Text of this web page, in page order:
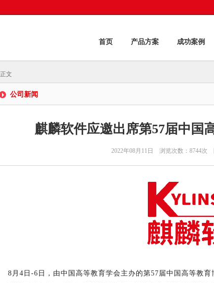
首页 产品方案 成功案例
正文
公司新闻
麒麟软件应邀出席第57届中国
2022年08月11日 浏览次数：8744次
8月4日-6日，由中国高等教育学会主办的第57届中国高等教